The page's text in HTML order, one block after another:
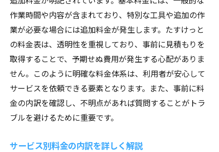
作業時間や内容が含まれており、特別な工具や追加の作
業が必要な場合には追加料金が発生します。たすけっと
の料金表は、透明性を重視しており、事前に見積もりを
取得することで、予期せぬ費用が発生する心配がありま
せん。このように明確な料金体系は、利用者が安心して
サービスを依頼できる要素となります。また、事前に料
金の内訳を確認し、不明点があれば質問することがトラ
ブルを避けるために重要です。
サービス別料金の内訳を詳しく解説